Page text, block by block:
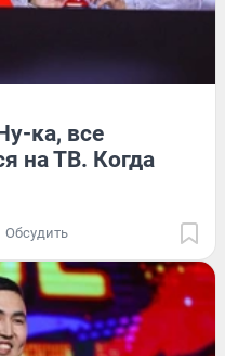
ка, все
на ТВ. Когда
Обсудить